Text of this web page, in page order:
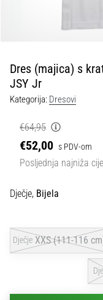
1. 7. 2025
1 min. čitanja
Play
for
More
Pripremi
za
ženski
EURO
službenim
Dres (majica) s
JSY Jr
Kategorija: Dresovi
€64,95
€52,00 s PDV-om
Posljednja najniža
Dječje, Bijela
Dječje XXS (111-116